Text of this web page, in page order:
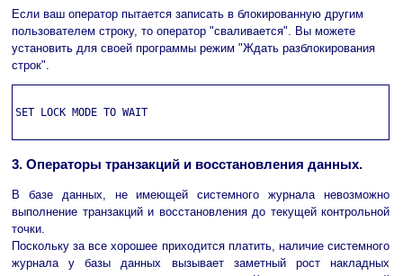
Если ваш оператор пытается записать в блокированную другим
пользователем строку, то оператор "сваливается". Вы можете
установить для своей программы режим "Ждать разблокирования
строк".
SET LOCK MODE TO WAIT
3. Операторы транзакций и восстановления данных.
В базе данных, не имеющей системного журнала невозможно
выполнение транзакций и восстановления до текущей контрольной
точки.
Поскольку за все хорошее приходится платить, наличие системного
журнала у базы данных вызывает заметный рост накладных